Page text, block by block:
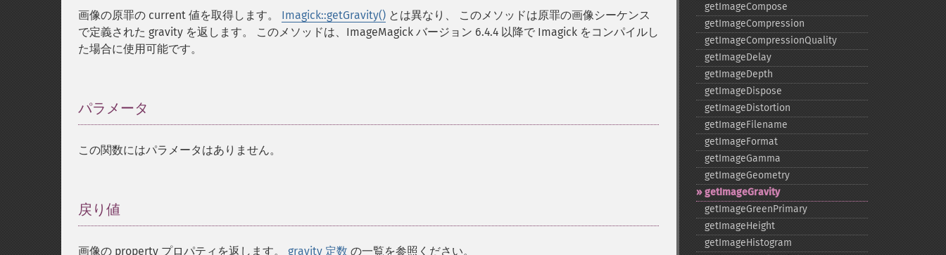
画像の原罪の current 値を取得します。 Imagick::getGravity() とは異なり、 このメソッドは原罪の画像シーケンス
で定義された gravity を返します。 このメソッドは、ImageMagick バージョン 6.4.4 以降で Imagick をコンパイルし
た場合に使用可能です。
パラメータ
この関数にはパラメータはありません。
戻り値
画像の property プロパティを返します。 gravity 定数 の一覧を参照ください。
getImageCompose
getImageCompression
getImageCompressionQuality
getImageDelay
getImageDepth
getImageDispose
getImageDistortion
getImageFilename
getImageFormat
getImageGamma
getImageGeometry
getImageGravity
getImageGreenPrimary
getImageHeight
getImageHistogram